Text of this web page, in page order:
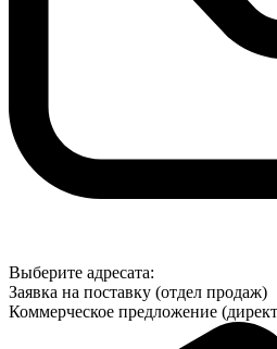
Выберите адресата:
Заявка на поставку (отдел продаж)
Коммерческое предложение